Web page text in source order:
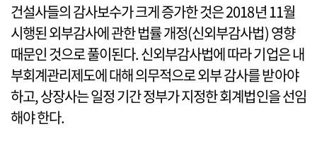
건설사들의 감사보수가 크게 증가한 것은 2018년 11월
시행된 외부감사에 관한 법률 개정(신외부감사법) 영향
때문인 것으로 풀이된다. 신외부감사법에 따라 기업은 내
부회계관리제도에 대해 의무적으로 외부 감사를 받아야
하고, 상장사는 일정 기간 정부가 지정한 회계법인을 선임
해야 한다.